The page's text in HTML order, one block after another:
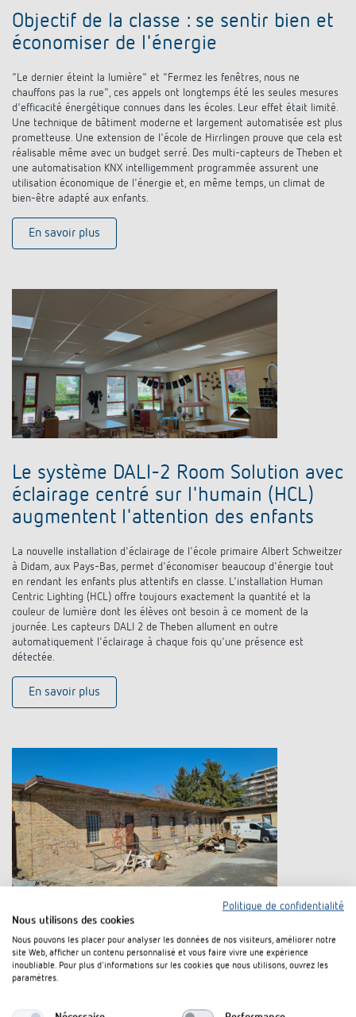
Objectif de la classe : se sentir bien et
économiser de l'énergie
"Le dernier éteint la lumière" et "Fermez les fenêtres, nous ne
chauffons pas la rue", ces appels ont longtemps été les seules mesures
d'efficacité énergétique connues dans les écoles. Leur effet était limité.
Une technique de bâtiment moderne et largement automatisée est plus
prometteuse. Une extension de l'école de Hirrlingen prouve que cela est
réalisable même avec un budget serré. Des multi-capteurs de Theben et
une automatisation KNX intelligemment programmée assurent une
utilisation économique de l'énergie et, en même temps, un climat de
bien-être adapté aux enfants.
En savoir plus
Le système DALI-2 Room Solution avec
éclairage centré sur l'humain (HCL)
augmentent l'attention des enfants
La nouvelle installation d'éclairage de l'école primaire Albert Schweitzer
à Didam, aux Pays-Bas, permet d'économiser beaucoup d'énergie tout
en rendant les enfants plus attentifs en classe. L'installation Human
Centric Lighting (HCL) offre toujours exactement la quantité et la
couleur de lumière dont les élèves ont besoin à ce moment de la
journée. Les capteurs DALI 2 de Theben allument en outre
automatiquement l'éclairage à chaque fois qu'une présence est
détectée.
En savoir plus
Crèche Grünstadt : système KNX pour
une commande d'éclairage et de
chauffage extensible de manière
Politique de confidentialité
Nous utilisons des cookies
Nous pouvons les placer pour analyser les données de nos visiteurs, améliorer notre
site Web, afficher un contenu personnalisé et vous faire vivre une expérience
inoubliable. Pour plus d'informations sur les cookies que nous utilisons, ouvrez les
paramètres.